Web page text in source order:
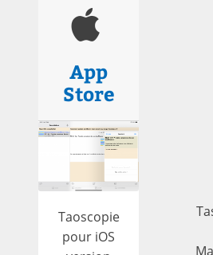
App
Store
Taoscopie
pour iOS